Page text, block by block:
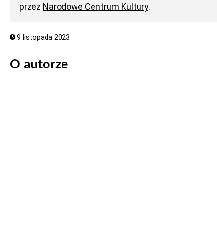
przez Narodowe Centrum Kultury.
9 listopada 2023
O autorze